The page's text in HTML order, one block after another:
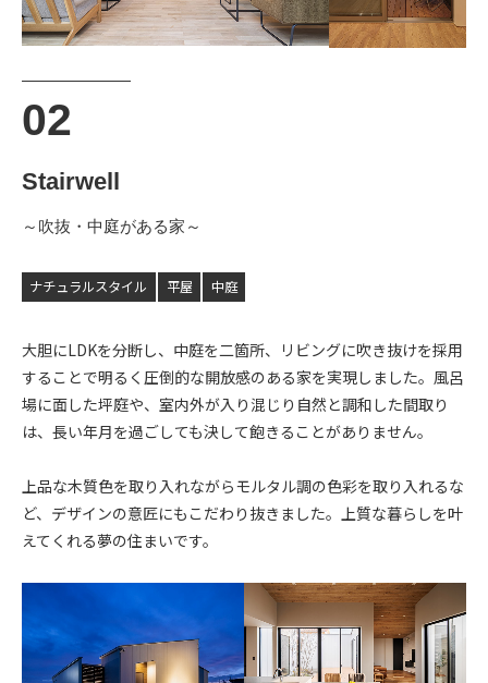
Stairwell
～吹抜・中庭がある家～
ナチュラルスタイル 平屋 中庭
大胆にLDKを分断し、中庭を二箇所、リビングに吹き抜けを採用
することで明るく圧倒的な開放感のある家を実現しました。風呂
場に面した坪庭や、室内外が入り混じり自然と調和した間取り
は、長い年月を過ごしても決して飽きることがありません。
上品な木質色を取り入れながらモルタル調の色彩を取り入れるな
ど、デザインの意匠にもこだわり抜きました。上質な暮らしを叶
えてくれる夢の住まいです。